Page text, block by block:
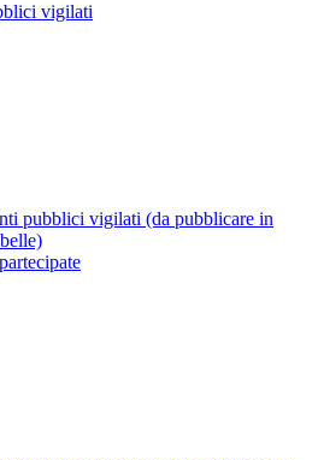
vigilati
pubblici vigilati (da pubblicare in